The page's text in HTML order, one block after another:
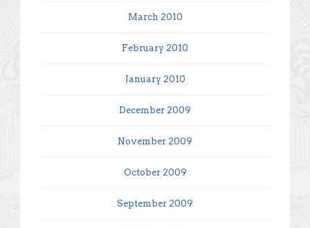
March 2010
February 2010
January 2010
December 2009
November 2009
October 2009
September 2009